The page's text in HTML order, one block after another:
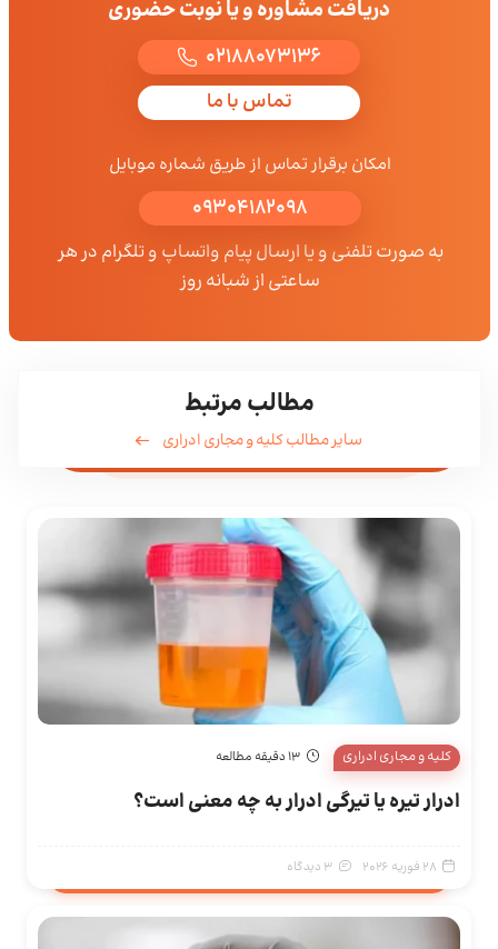
دریافت مشاوره و یا نوبت حضوری
02188073136
تماس با ما
امکان برقرار تماس از طریق شماره موبایل
09304182098
به صورت تلفنی و یا ارسال پیام واتساپ و تلگرام در هر
ساعتی از شبانه روز
مطالب مرتبط
سایر مطالب کلیه و مجاری ادراری
کلیه و مجاری ادراری 13 دقیقه مطالعه
ادرار تیره یا تیرگی ادرار به چه معنی است؟
28 فوریه 2026 3 دیدگاه